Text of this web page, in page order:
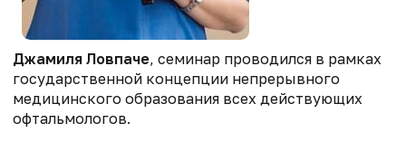
Джамиля Ловпаче, семинар проводился в рамках
государственной концепции непрерывного
медицинского образования всех действующих
офтальмологов.